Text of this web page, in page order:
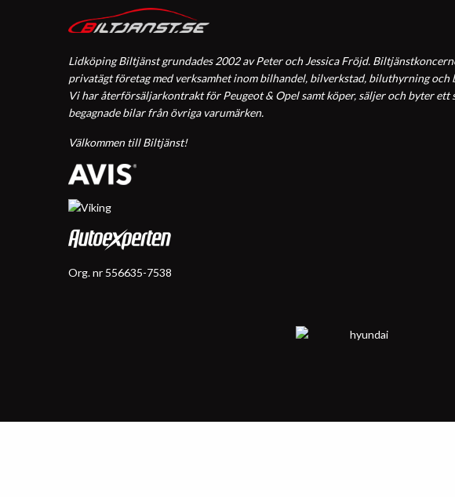
Lidköping Biltjänst grundades 2002 av Peter och Jessica Fröjd.
privatägt företag med verksamhet inom bilhandel, bilverkstad, biluthyrning och
Vi har återförsäljarkontrakt för Peugeot & Opel samt köper, säljer och byter ett
begagnade bilar från övriga varumärken.
Välkommen till Biltjänst!
Org. nr 556635-7538